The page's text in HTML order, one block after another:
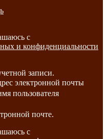
с
и конфиденциальности
записи.
электронной почты
пользователя
почте.
с